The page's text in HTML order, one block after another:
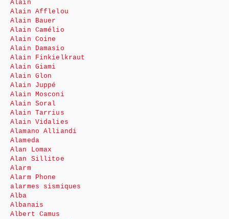
Alain
Alain Afflelou
Alain Bauer
Alain Camélio
Alain Coine
Alain Damasio
Alain Finkielkraut
Alain Giami
Alain Glon
Alain Juppé
Alain Mosconi
Alain Soral
Alain Tarrius
Alain Vidalies
Alamano Alliandi
Alameda
Alan Lomax
Alan Sillitoe
Alarm
Alarm Phone
alarmes sismiques
Alba
Albanais
Albert Camus